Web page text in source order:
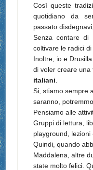
Così queste
quotidiano da
passato
Senza contare di
coltivare le radici
Inoltre, io e
di voler creare una
italiani
Si, stiamo sempre
saranno,
Pensiamo alle
Gruppi di lettura,
playground, lezioni
Quindi, quando
Maddalena, altre
state molto felici.